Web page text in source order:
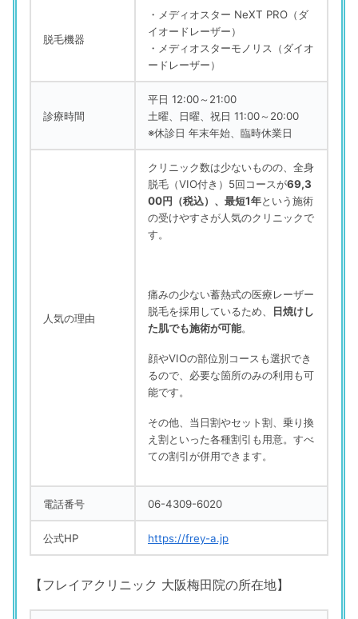
脱毛機器
・メディオスター NeXT PRO（ダ
イオードレーザー）
・メディオスターモノリス（ダイオ
ードレーザー）
診療時間
平日 12:00～21:00
土曜、日曜、祝日 11:00～20:00
※休診日 年末年始、臨時休業日
人気の理由
クリニック数は少ないものの、全身
脱毛（VIO付き）5回コースが69,3
00円（税込）、最短1年という施術
の受けやすさが人気のクリニックで
す。
痛みの少ない蓄熱式の医療レーザー
脱毛を採用しているため、
日焼けし
た肌でも施術が可能。
顔やVIOの部位別コースも選択でき
るので、必要な箇所のみの利用も可
能です。
その他、当日割やセット割、乗り換
え割といった各種割引も用意。すべ
ての割引が併用できます。
電話番号 06-4309-6020
公式HP https://frey-a.jp
【フレイアクリニック 大阪梅田院の所在地】